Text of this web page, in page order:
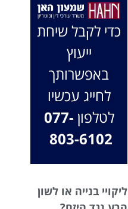
לי ולקח את התיק
שלי פרו בונו מכל
הלב.
כאן בשבילך.
בברכה, משרד
עו"ד שמעון האן
ונוטריון
כדי לקבל שיחת
ייעוץ
באפשרותך
לחייג עכשיו
לטלפון 077-
803-6102
ליקויי בנייה או לשון